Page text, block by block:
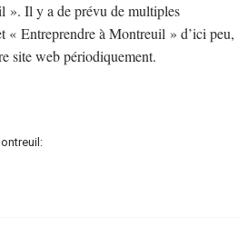
». Il y a de prévu de multiples
« Entreprendre à Montreuil » d’ici peu,
site web périodiquement.